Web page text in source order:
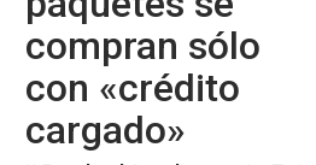
compran sólo
con «crédito
cargado»